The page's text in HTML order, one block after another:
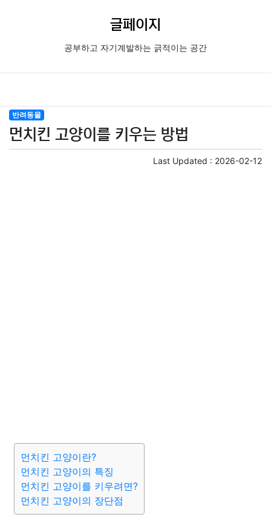
글페이지
공부하고 자기계발하는 긁적이는 공간
반려동물
먼치킨 고양이를 키우는 방법
Last Updated : 2026-02-12
먼치킨 고양이란?
먼치킨 고양이의 특징
먼치킨 고양이를 키우려면?
먼치킨 고양이의 장단점